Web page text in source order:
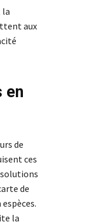
la
aux
en
de
ces
de
la